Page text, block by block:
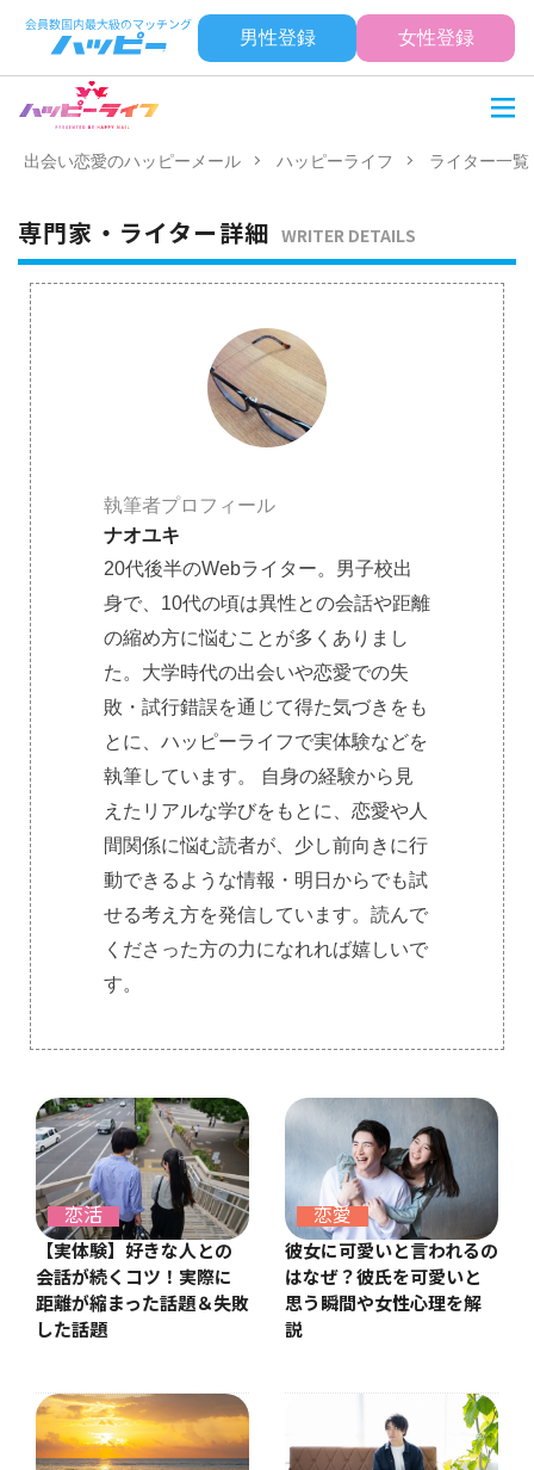
男性登録 女性登録
出会い恋愛のハッピーメール ハッピーライフ ライター一覧
専門家・ライター詳細 WRITER DETAILS
執筆者プロフィール
ナオユキ
20代後半のWebライター。男子校出
身で、10代の頃は異性との会話や距離
の縮め方に悩むことが多くありまし
た。大学時代の出会いや恋愛での失
敗・試行錯誤を通じて得た気づきをも
とに、ハッピーライフで実体験などを
執筆しています。 自身の経験から見
えたリアルな学びをもとに、恋愛や人
間関係に悩む読者が、少し前向きに行
動できるような情報・明日からでも試
せる考え方を発信しています。読んで
くださった方の力になれれば嬉しいで
す。
恋活
【実体験】好きな人との
会話が続くコツ！実際に
距離が縮まった話題＆失敗
した話題
恋愛
彼女に可愛いと言われるの
はなぜ？彼氏を可愛いと
思う瞬間や女性心理を解
説